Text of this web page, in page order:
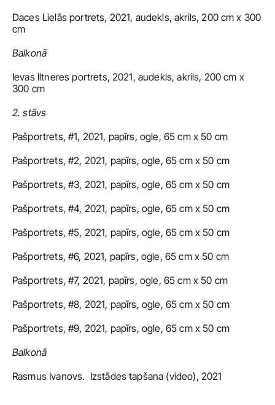
Daces Lielās portrets, 2021, audekls, akrils, 200 cm x 300
cm
Balkonā
Ievas Iltneres portrets, 2021, audekls, akrils, 200 cm x
300 cm
2. stāvs
Pašportrets, #1, 2021, papīrs, ogle, 65 cm x 50 cm
Pašportrets, #2, 2021, papīrs, ogle, 65 cm x 50 cm
Pašportrets, #3, 2021, papīrs, ogle, 65 cm x 50 cm
Pašportrets, #4, 2021, papīrs, ogle, 65 cm x 50 cm
Pašportrets, #5, 2021, papīrs, ogle, 65 cm x 50 cm
Pašportrets, #6, 2021, papīrs, ogle, 65 cm x 50 cm
Pašportrets, #7, 2021, papīrs, ogle, 65 cm x 50 cm
Pašportrets, #8, 2021, papīrs, ogle, 65 cm x 50 cm
Pašportrets, #9, 2021, papīrs, ogle, 65 cm x 50 cm
Balkonā
Rasmus Ivanovs.  Izstādes tapšana (video), 2021